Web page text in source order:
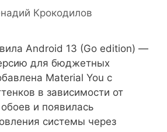
Крокодилов
Android 13 (Go edition) —
для бюджетных
Material You с
в зависимости от
и появилась
системы через